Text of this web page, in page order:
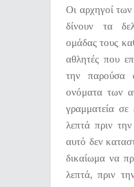
Οι αρχηγοί
δίνουν τα
ομάδας τους
αθλητές που
την παρούσα
ονόματα των
γραμματεία
λεπτά πριν
αυτό δεν
δικαίωμα να
λεπτά, πριν